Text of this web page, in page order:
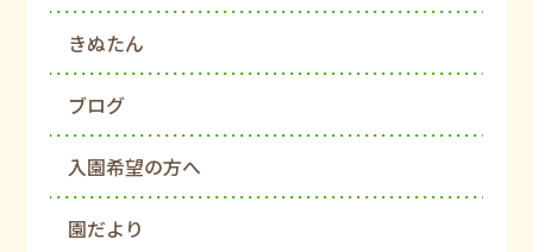
きぬたん
ブログ
入園希望の方へ
園だより